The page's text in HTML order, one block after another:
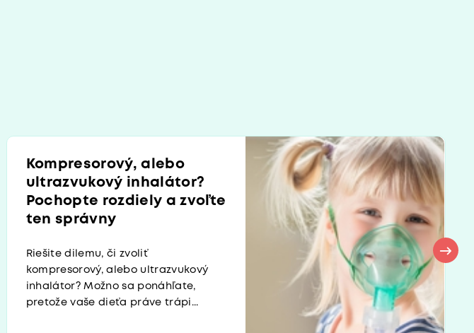
Kompresorový, alebo
ultrazvukový inhalátor?
Pochopte rozdiely a zvoľte
ten správny
Riešite dilemu, či zvoliť
kompresorový, alebo ultrazvukový
inhalátor? Možno sa ponáhľate,
pretože vaše dieťa práve trápi...